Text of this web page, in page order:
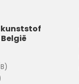
kunststof